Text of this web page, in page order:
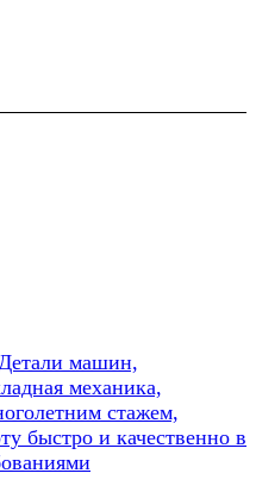
машин,
механика,
стажем,
быстро и качественно в